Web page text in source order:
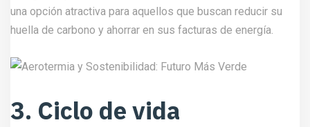
una opción atractiva para aquellos que buscan reducir su
huella de carbono y ahorrar en sus facturas de energía.
3. Ciclo de vida